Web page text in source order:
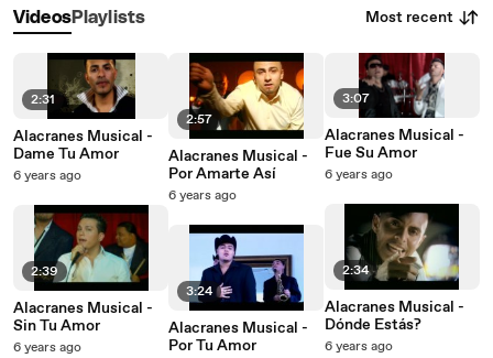
VideosPlaylists Most recent
2:31
Alacranes Musical -
Dame Tu Amor
6 years ago
2:39
Alacranes Musical -
Sin Tu Amor
6 years ago
2:57
Alacranes Musical -
Por Amarte Así
6 years ago
3:24
Alacranes Musical -
Por Tu Amor
3:07
Alacranes Musical -
Fue Su Amor
6 years ago
2:34
Alacranes Musical -
Dónde Estás?
6 years ago